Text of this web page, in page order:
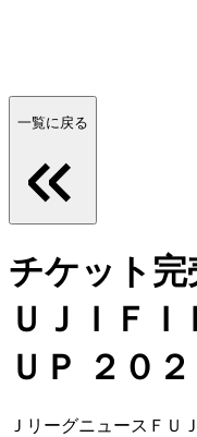
一覧に戻る
チケット完
ＵＪＩＦＩ
ＵＰ ２０２
Ｊリーグニュース ＦＵ